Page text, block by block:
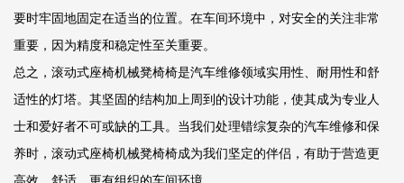
要时牢固地固定在适当的位置。在车间环境中，对安全的关注非常
重要，因为精度和稳定性至关重要。
总之，滚动式座椅机械凳椅椅是汽车维修领域实用性、耐用性和舒
适性的灯塔。其坚固的结构加上周到的设计功能，使其成为专业人
士和爱好者不可或缺的工具。当我们处理错综复杂的汽车维修和保
养时，滚动式座椅机械凳椅椅成为我们坚定的伴侣，有助于营造更
高效、舒适、更有组织的车间环境。